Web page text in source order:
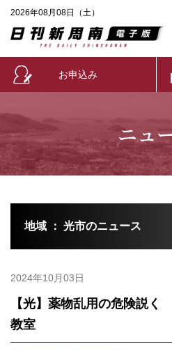
2026年08月08日（土）
お申込み
ニュ
地域 ： 光市のニュース
2024年10月03日
【光】薬物乱用の危険説
教室